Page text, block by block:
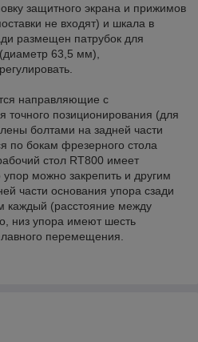
защитного экрана и прижимов
не входят) и шкала в
размещен патрубок для
63,5 мм),
направляющие с
позиционирования (для
болтами на задней части
по бокам фрезерного стола
стол RT800 имеет
можно закрепить и другим
части основания упора сзади
каждый (расстояние между
низ упора имеют шесть
перемещения.